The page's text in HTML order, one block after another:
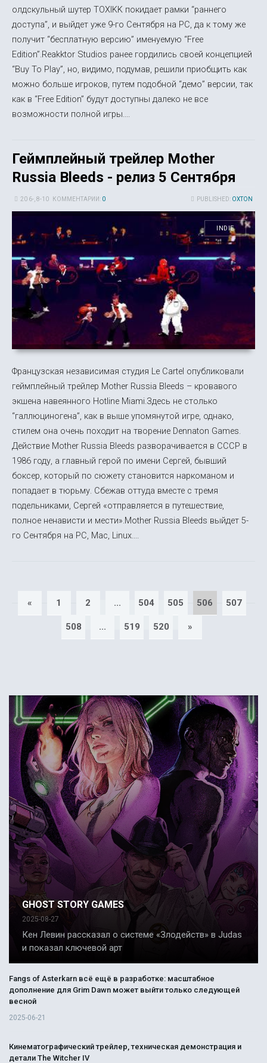
олдскульный шутер TOXIKK покидает рамки “раннего
доступа”, и выйдет уже 9-го Сентября на PC, да к тому же
получит “бесплатную версию” именуемую “Free
Edition”.Reakktor Studios ранее гордились своей концепцией
“Buy To Play”, но, видимо, подумав, решили приобщить как
можно больше игроков, путем подобной “демо” версии, так
как в “Free Edition” будут доступны далеко не все
возможности полной игры....
Геймплейный трейлер Mother
Russia Bleeds - релиз 5 Сентября
PUBLISHED: OXTON
20 6-, 8-10 КОММЕНТАРИИ: 0
INDIE
Французская независимая студия Le Cartel опубликовали
геймплейный трейлер Mother Russia Bleeds – кровавого
экшена навеянного Hotline Miami.Здесь не столько
“галлюциногена”, как в выше упомянутой игре, однако,
стилем она очень походит на творение Dennaton Games.
Действие Mother Russia Bleeds разворачивается в СССР в
1986 году, а главный герой по имени Сергей, бывший
боксер, который по сюжету становится наркоманом и
попадает в тюрьму. Сбежав оттуда вместе с тремя
подельниками, Сергей «отправляется в путешествие,
полное ненависти и мести».Mother Russia Bleeds выйдет 5-
го Сентября на PC, Mac, Linux....
« 1 2 ... 504 505 506 507
508 ... 519 520 »
GHOST STORY GAMES
2025-08-27
Кен Левин рассказал о системе «Злодейств» в Judas
и показал ключевой арт
Fangs of Asterkarn всё ещё в разработке: масштабное
дополнение для Grim Dawn может выйти только следующей
весной
2025-06-21
Кинематографический трейлер, техническая демонстрация и
детали The Witcher IV